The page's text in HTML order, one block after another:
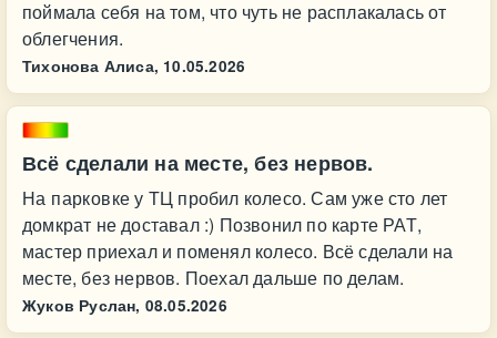
поймала себя на том, что чуть не расплакалась от
облегчения.
Тихонова Алиса, 10.05.2026
Всё сделали на месте, без нервов.
На парковке у ТЦ пробил колесо. Сам уже сто лет
домкрат не доставал :) Позвонил по карте РАТ,
мастер приехал и поменял колесо. Всё сделали на
месте, без нервов. Поехал дальше по делам.
Жуков Руслан, 08.05.2026